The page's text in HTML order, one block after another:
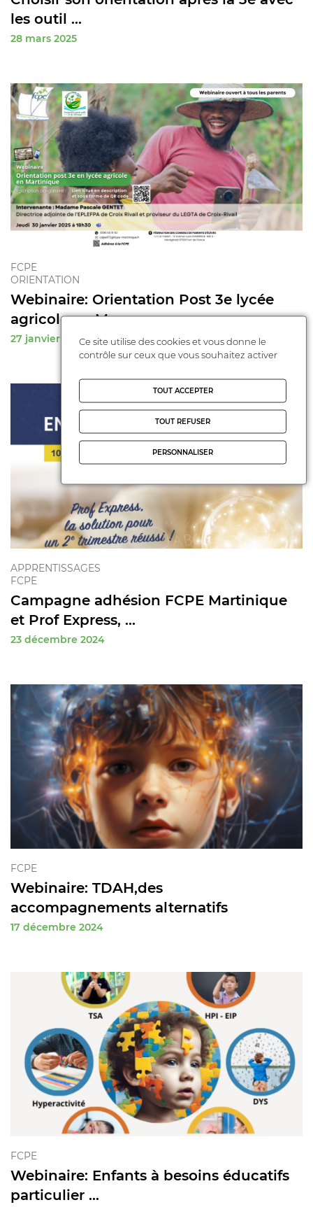
les outil ...
28 mars 2025
FCPE
ORIENTATION
Webinaire: Orientation Post 3e lycée
agricole en M ...
27 janvier 2025
APPRENTISSAGES
FCPE
Campagne adhésion FCPE Martinique
et Prof Express, ...
23 décembre 2024
FCPE
Webinaire: TDAH,des
accompagnements alternatifs
17 décembre 2024
FCPE
Webinaire: Enfants à besoins éducatifs
particulier ...
Ce site utilise des cookies et vous donne le
contrôle sur ceux que vous souhaitez activer
TOUT ACCEPTER
TOUT REFUSER
PERSONNALISER